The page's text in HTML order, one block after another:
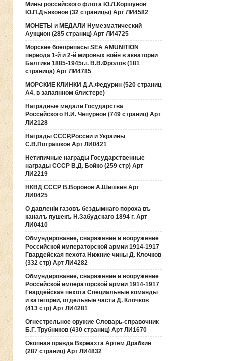
Мины российского флота Ю.Л.Коршунов
Ю.П.Дъяконов (32 страницы) Арт ЛИ4582
МОНЕТЫ и МЕДАЛИ Нумезматический
Аукцион (285 страниц) Арт ЛИ4725
Морские боеприпасы SEA AMUNITION
периода 1-й и 2-й мировых войн в акватории
Балтики 1885-1945г.г. В.В.Фролов (181
страница) Арт ЛИ4785
МОРСКИЕ КЛИНКИ Д.А.Федурин (520 страниц
А4, в запаянном блистере)
Наградные медали Государства
Российского Н.И. Чепурнов (749 страниц) Арт
ЛИ2128
Награды СССР,России и Украины
С.В.Потрашков Арт ЛИ0421
Нетипичные награды Государственные
награды СССР В.Д. Бойко (259 стр) Арт
ЛИ2219
НКВД СССР В.Воронов А.Шишкин Арт
ЛИ0425
О давленiи газовъ бездымнаго пороха въ
каналъ пушекъ Н.Забудскаго 1894 г. Арт
ЛИ0410
Обмундирование, снаряжение и вооружение
Российской императорской армии 1914-1917
Гвардейская пехота Нижние чины Д. Клочков
(332 стр) Арт ЛИ4282
Обмундирование, снаряжение и вооружение
Российской императорской армии 1914-1917
Гвардейская пехота Специальные команды
и категории, отдельные части Д. Клочков
(413 стр) Арт ЛИ4281
Огнестрельное оружие Словарь-справочник
Б.Г. Трубников (430 страниц) Арт ЛИ1670
Окопная правда Вкрмахта Артем Драбкин
(287 страниц) Арт ЛИ4832